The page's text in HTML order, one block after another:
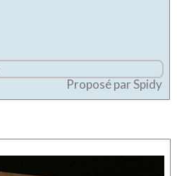
Proposé par Spidy